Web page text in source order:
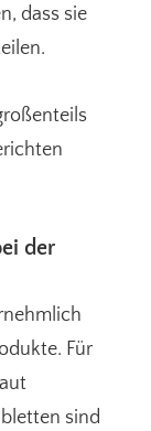
dass sie
der
Für
sind